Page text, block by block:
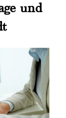
und